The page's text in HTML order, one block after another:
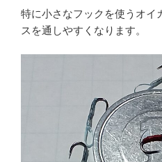
特に小さなフックを使うオイ
スを通しやすくなります。